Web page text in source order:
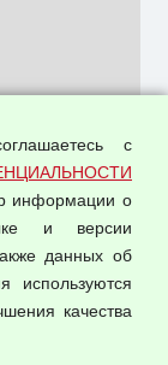
с
информации о
и версии
данных об
используются
качества